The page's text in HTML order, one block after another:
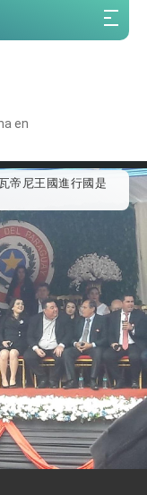
en
設立「駐鳳凰城辦
總統盼分享臺灣
里程碑
灣醫療點亮世界」
」預告短片，向
新能量
調臺灣人有權利
同維護國際秩序
帝尼王國進行國是
分歧為團結、為
目標、創5大歷史
加速臺灣經濟轉型
通過
對等關稅15%且不
等關稅
專訪內容
》撰文指出：自由
守護繁榮
華雜誌》50週年慶
開幕式，期許數
對話」記者會 說